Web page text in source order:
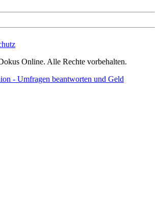
Online. Alle Rechte vorbehalten.